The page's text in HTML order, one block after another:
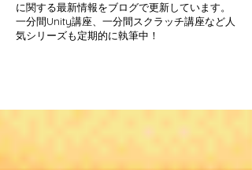
に関する最新情報をブログで更新しています。
​一分間Unity講座、一分間スクラッチ講座など人
気シリーズも定期的に執筆中！